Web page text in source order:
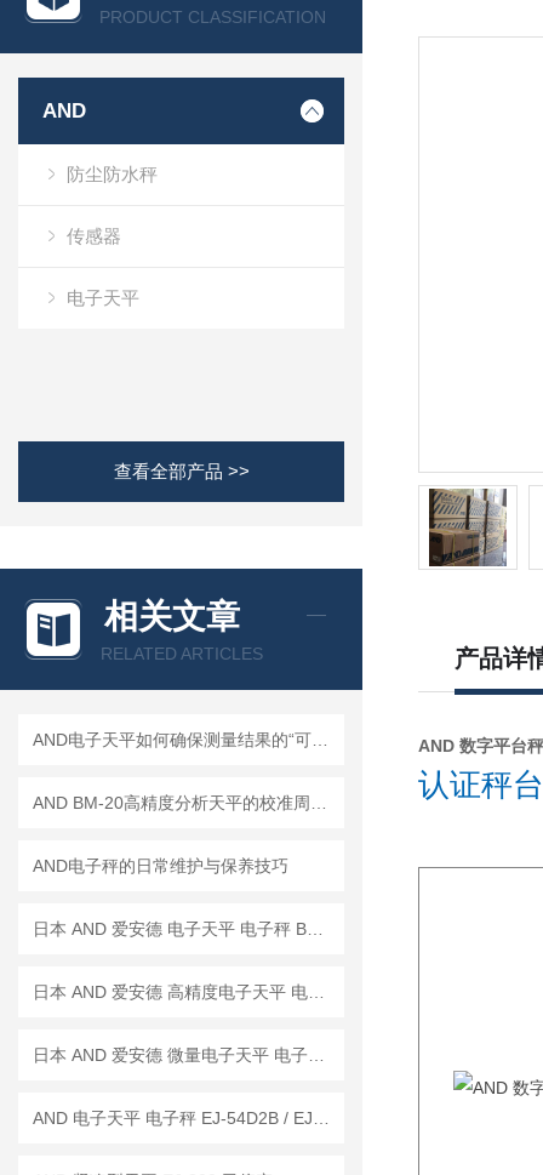
PRODUCT CLASSIFICATION
AND
防尘防水秤
传感器
电子天平
查看全部产品 >>
相关文章
RELATED ARTICLES
AND电子秤的日常维护与保养技巧
产品详
AND 数字平台
认证秤